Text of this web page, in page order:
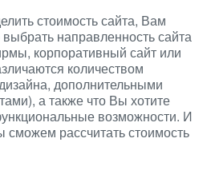
стоимость сайта, Вам
направленность сайта
корпоративный сайт или
количеством
дополнительными
а также что Вы хотите
возможности. И
сможем рассчитать стоимость